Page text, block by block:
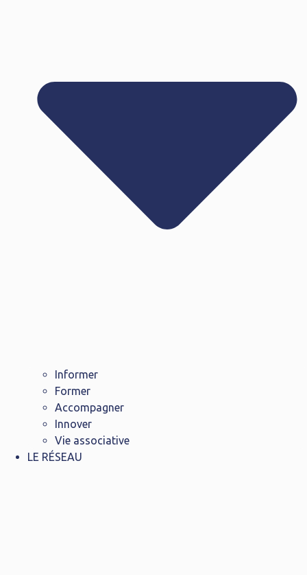
Informer
Former
Accompagner
Innover
Vie associative
LE RÉSEAU